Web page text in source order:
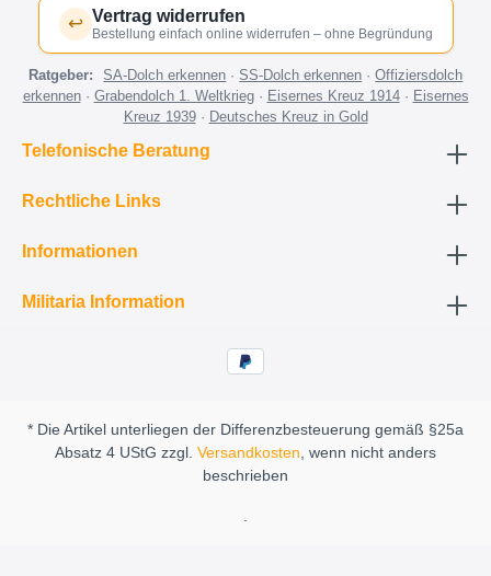
↩ Vertrag widerrufen
Bestellung einfach online widerrufen – ohne Begründung
Ratgeber: SA-Dolch erkennen ·SS-Dolch erkennen ·Offiziersdolch
erkennen· Grabendolch 1. Weltkrieg· Eisernes Kreuz 1914· Eisernes
Kreuz 1939· Deutsches Kreuz in Gold
Telefonische Beratung
Rechtliche Links
Informationen
Militaria Information
* Die Artikel unterliegen der Differenzbesteuerung gemäß §25a
Absatz 4 UStG zzgl. Versandkosten, wenn nicht anders
beschrieben
.